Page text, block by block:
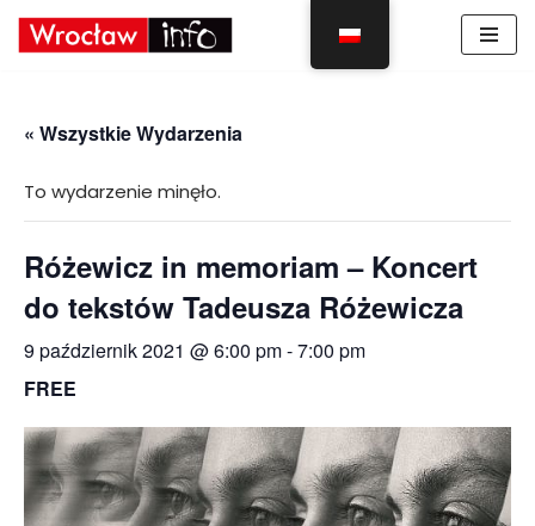
treści
« Wszystkie Wydarzenia
To wydarzenie minęło.
Różewicz in memoriam – Koncert
do tekstów Tadeusza Różewicza
9 październik 2021 @ 6:00 pm-7:00 pm
FREE